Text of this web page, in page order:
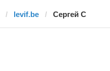
levif.be Сергей С